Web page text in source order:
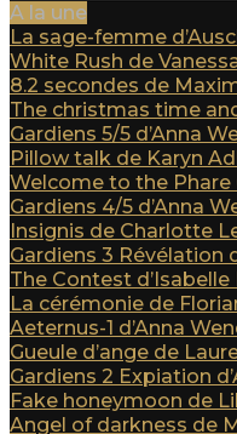
A la une
La sage-femme
White Rush de
8.2 secondes de
The christmas time
Gardiens 5/5 d’Anna
Pillow talk de Karyn
Welcome to the Phare
Gardiens 4/5 d’Anna
Insignis de Charlotte
Gardiens 3 Révélation
The Contest d’Isabelle
La cérémonie de
Aeternus-1 d’Anna
Gueule d’ange de
Gardiens 2 Expiation
Fake honeymoon de
Angel of darkness de